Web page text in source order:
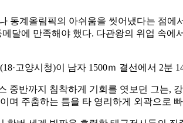
동계올림픽의 아쉬움을 씻어냈다는 점
달에 만족해야 했다. 다관왕의 위업 속
고양시청)이 남자 1500ｍ 결선에서 2분
중반까지 침착하게 기회를 엿보던 그는,
며 주춤하는 틈을 타 영리하게 외곽으로